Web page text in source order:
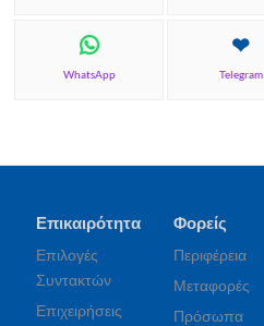
WhatsApp Telegram
Επικαιρότητα
Επιλογές
Συντακτών
Επιχειρήσεις
Φορείς
Περιφέρεια
Μεταφορές
Πρόσωπα